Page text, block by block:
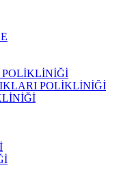
POLİKLİNİĞİ